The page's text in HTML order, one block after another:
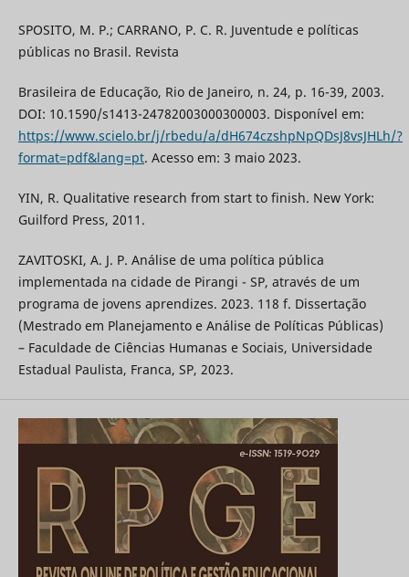
SPOSITO, M. P.; CARRANO, P. C. R. Juventude e políticas
públicas no Brasil. Revista
Brasileira de Educação, Rio de Janeiro, n. 24, p. 16-39, 2003.
DOI: 10.1590/s1413-24782003000300003. Disponível em:
https://www.scielo.br/j/rbedu/a/dH674czshpNpQDsJ8vsJHLh/?
format=pdf&lang=pt. Acesso em: 3 maio 2023.
YIN, R. Qualitative research from start to finish. New York:
Guilford Press, 2011.
ZAVITOSKI, A. J. P. Análise de uma política pública
implementada na cidade de Pirangi - SP, através de um
programa de jovens aprendizes. 2023. 118 f. Dissertação
(Mestrado em Planejamento e Análise de Políticas Públicas)
– Faculdade de Ciências Humanas e Sociais, Universidade
Estadual Paulista, Franca, SP, 2023.